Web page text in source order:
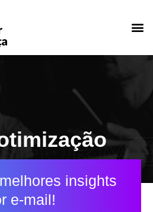
insights
e-mail!